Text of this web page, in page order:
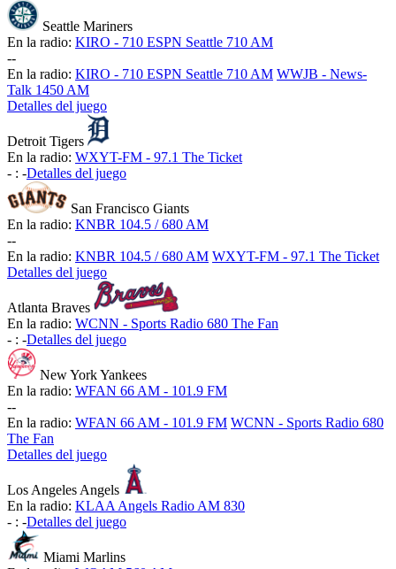
Seattle Mariners
En la radio: KIRO - 710 ESPN Seattle 710 AM
--
En la radio: KIRO - 710 ESPN Seattle 710 AM WWJB - News-
Talk 1450 AM
Detalles del juego
Detroit Tigers
En la radio: WXYT-FM - 97.1 The Ticket
- : -Detalles del juego
San Francisco Giants
En la radio: KNBR 104.5 / 680 AM
--
En la radio: KNBR 104.5 / 680 AM WXYT-FM - 97.1 The Ticket
Detalles del juego
Atlanta Braves
En la radio: WCNN - Sports Radio 680 The Fan
- : -Detalles del juego
New York Yankees
En la radio: WFAN 66 AM - 101.9 FM
--
En la radio: WFAN 66 AM - 101.9 FM WCNN - Sports Radio 680
The Fan
Detalles del juego
Los Angeles Angels
En la radio: KLAA Angels Radio AM 830
- : -Detalles del juego
Miami Marlins